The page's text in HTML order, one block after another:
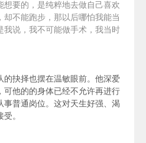
想要的，是纯粹地去做自己喜欢
却不能跑步，那以后哪怕我能当
我说，我不可能做手术，我当时
的抉择也摆在温敏眼前。他深爱
可他的的身体已经不允许再进行
事普通岗位。这对天生好强、渴
。